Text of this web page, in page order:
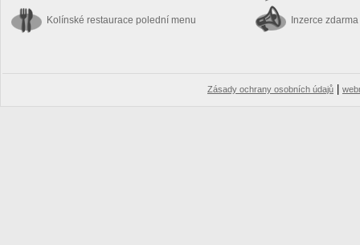
Kolínské restaurace polední menu Inzerce zdarma
Zásady ochrany osobních údajů